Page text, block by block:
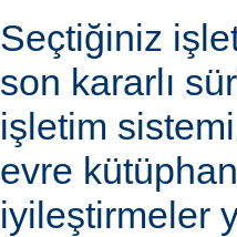
Seçtiğiniz
son kararlı
işletim
evre
iyileştirmeler